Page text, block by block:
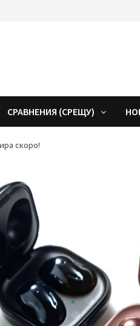
СРАВНЕНИЯ (СРЕЩУ)
скоро!